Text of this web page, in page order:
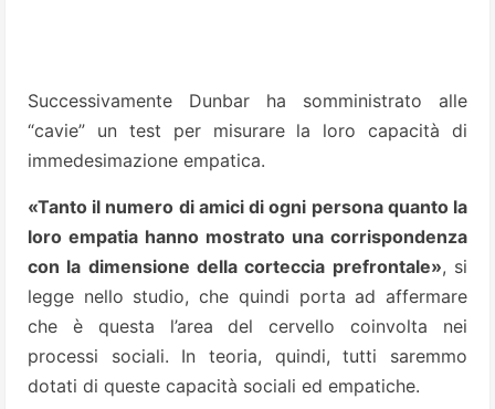
Successivamente Dunbar ha somministrato alle
“cavie” un test per misurare la loro capacità di
immedesimazione empatica.
«Tanto il numero di amici di ogni persona quanto la
loro empatia hanno mostrato una corrispondenza
con la dimensione della corteccia prefrontale», si
legge nello studio, che quindi porta ad affermare
che è questa l’area del cervello coinvolta nei
processi sociali. In teoria, quindi, tutti saremmo
dotati di queste capacità sociali ed empatiche.